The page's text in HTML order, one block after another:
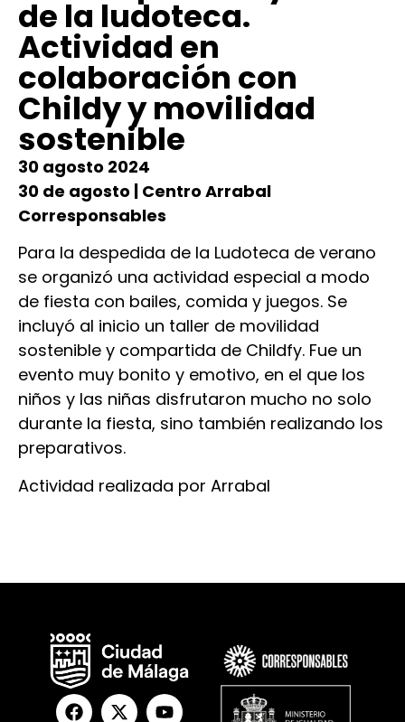
de la ludoteca.
Actividad en
colaboración con
Childy y movilidad
sostenible
30 agosto 2024
30 de agosto | Centro Arrabal
Corresponsables
Para la despedida de la Ludoteca de verano
se organizó una actividad especial a modo
de fiesta con bailes, comida y juegos. Se
incluyó al inicio un taller de movilidad
sostenible y compartida de Childfy. Fue un
evento muy bonito y emotivo, en el que los
niños y las niñas disfrutaron mucho no solo
durante la fiesta, sino también realizando los
preparativos.
Actividad realizada por Arrabal